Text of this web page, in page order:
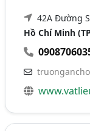
42A Đường
Hồ Chí Minh